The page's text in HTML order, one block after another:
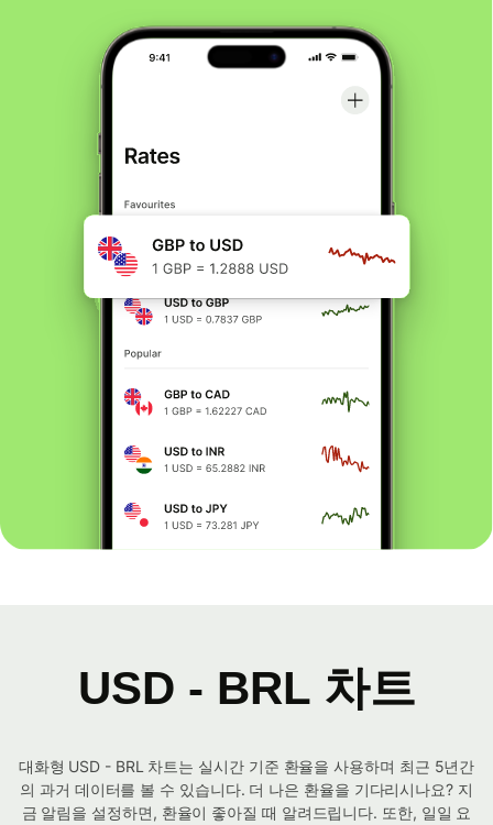
USD - BRL 차트
대화형 USD - BRL 차트는 실시간 기준 환율을 사용하며 최근 5년간
의 과거 데이터를 볼 수 있습니다. 더 나은 환율을 기다리시나요? 지
금 알림을 설정하면, 환율이 좋아질 때 알려드립니다. 또한, 일일 요